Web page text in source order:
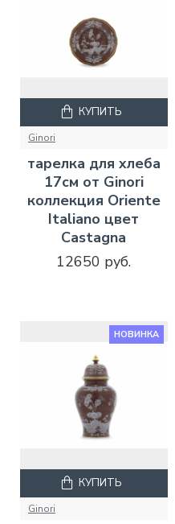
Ginori
тарелка для хлеба
17см от Ginori
коллекция Oriente
Italiano цвет
Castagna
12650 руб.
КУПИТЬ
НОВИНКА
Ginori
КУПИТЬ